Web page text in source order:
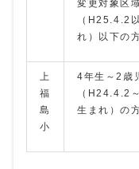
変更対象区
（H25.4.2
れ）以下の
上
福
島
小
4年生～2歳
（H24.4.2
生まれ）の